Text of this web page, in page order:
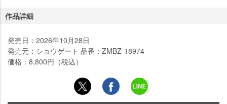
作品詳細
発売日：2026年10月28日
発売元：ショウゲート 品番：ZMBZ-18974
価格：8,800円（税込）